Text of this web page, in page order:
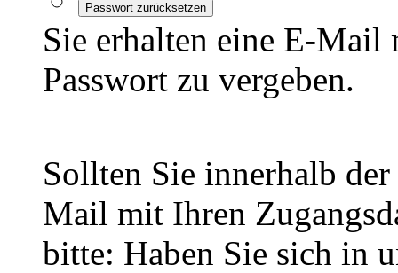
Passwort zurücksetzen
Sie erhalten eine E-
Passwort zu vergeben.
Sollten Sie innerhalb
Mail mit Ihren
bitte: Haben Sie sich in